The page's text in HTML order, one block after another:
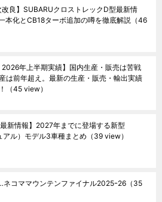
改良】SUBARUクロストレックD型最新情
本化とCB18ターボ追加の噂を徹底解説 （46
2026年上半期実績】国内生産・販売は苦戦
は前年超え。最新の生産・販売・輸出実績
（45 view）
最新情報】2027年までに登場する新型
アル）モデル3車種まとめ （39 view）
コママウンテンファイナル2025ｰ26 （35